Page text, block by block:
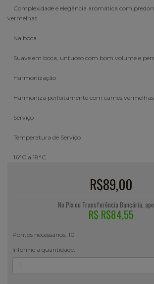
Complexidade e elegância aromática com
vermelhas.
Na boca
Suave em boca, untuoso com bom volume e
Harmonização
Harmoniza perfeitamente com carnes vermelhas
Serviço
Temperatura de Serviço
16°C a 18°C
R$89,00
No Pix ou Transferência Bancária,
R$ R$84,55
Pontos necessários: 10
Informe a quantidade: